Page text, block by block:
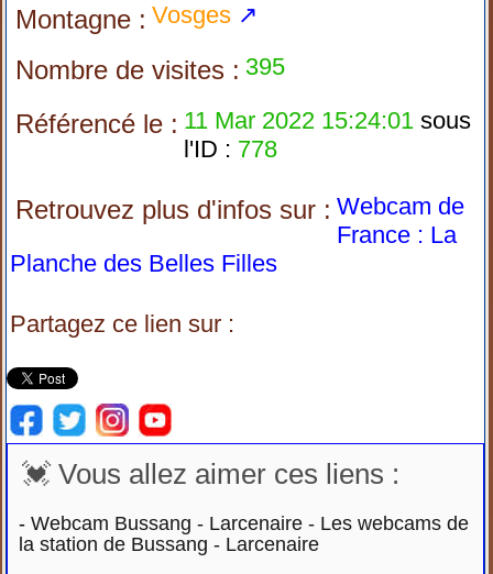
Montagne : Vosges ↗
Nombre de visites : 395
Référencé le : 11 Mar 2022 15:24:01 sous
l'ID : 778
Retrouvez plus d'infos sur : Webcam de
France : La
Planche des Belles Filles
Partagez ce lien sur :
💓 Vous allez aimer ces liens :
-Webcam Bussang - Larcenaire - Les webcams de
la station de Bussang - Larcenaire